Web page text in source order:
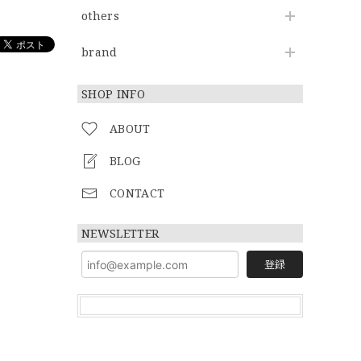
others
brand
SHOP INFO
ABOUT
BLOG
CONTACT
NEWSLETTER
登録